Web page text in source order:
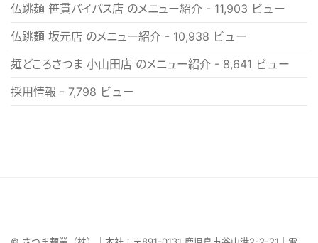
仏跳麺 笹貫バイパス店 のメニュー紹介 - 11,903 ビュー
仏跳麺 坂元店 のメニュー紹介 - 10,938 ビュー
麺どころさつま 小山田店 のメニュー紹介 - 8,641 ビュー
採用情報 - 7,798 ビュー